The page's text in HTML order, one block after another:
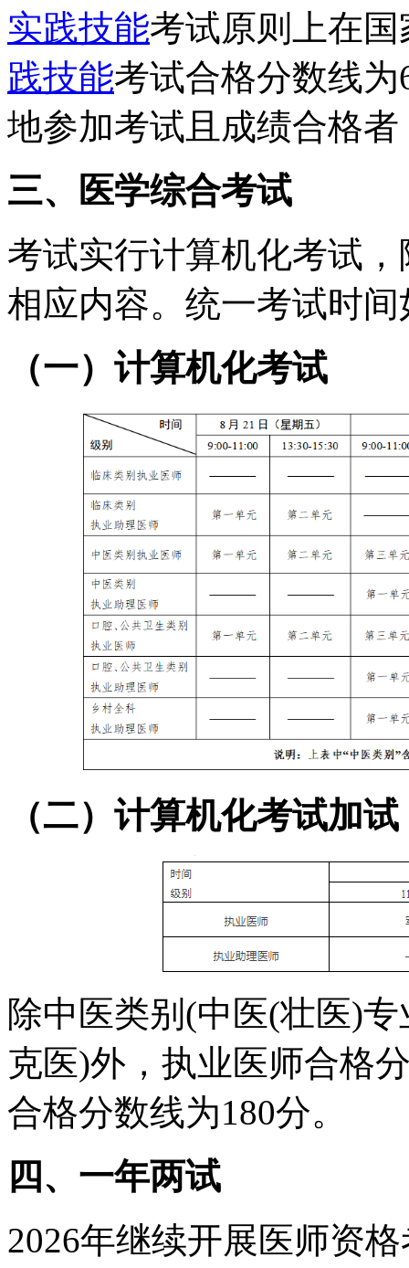
实践技能考试原则上在国
践技能考试合格分数线
地参加考试且成绩合格
三、医学综合考试
考试实行计算机化考试
相应内容。统一考试时间
（一）计算机化考试
（二）计算机化考试加试
除中医类别(中医(壮医)
克医)外，执业医师合格
合格分数线为180分。
四、一年两试
2026年继续开展医师资